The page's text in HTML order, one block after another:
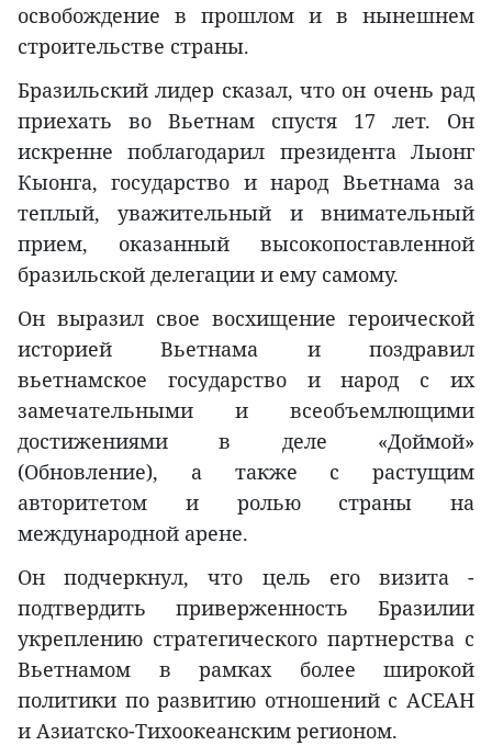
освобождение в прошлом и в нынешнем
строительстве страны.
Бразильский лидер сказал, что он очень рад
приехать во Вьетнам спустя 17 лет. Он
искренне поблагодарил президента Лыонг
Кыонга, государство и народ Вьетнама за
теплый, уважительный и внимательный
прием, оказанный высокопоставленной
бразильской делегации и ему самому.
Он выразил свое восхищение героической
историей Вьетнама и поздравил
вьетнамское государство и народ с их
замечательными и всеобъемлющими
достижениями в деле «Доймой»
(Обновление), а также с растущим
авторитетом и ролью страны на
международной арене.
Он подчеркнул, что цель его визита -
подтвердить приверженность Бразилии
укреплению стратегического партнерства с
Вьетнамом в рамках более широкой
политики по развитию отношений с АСЕАН
и Азиатско-Тихоокеанским регионом.